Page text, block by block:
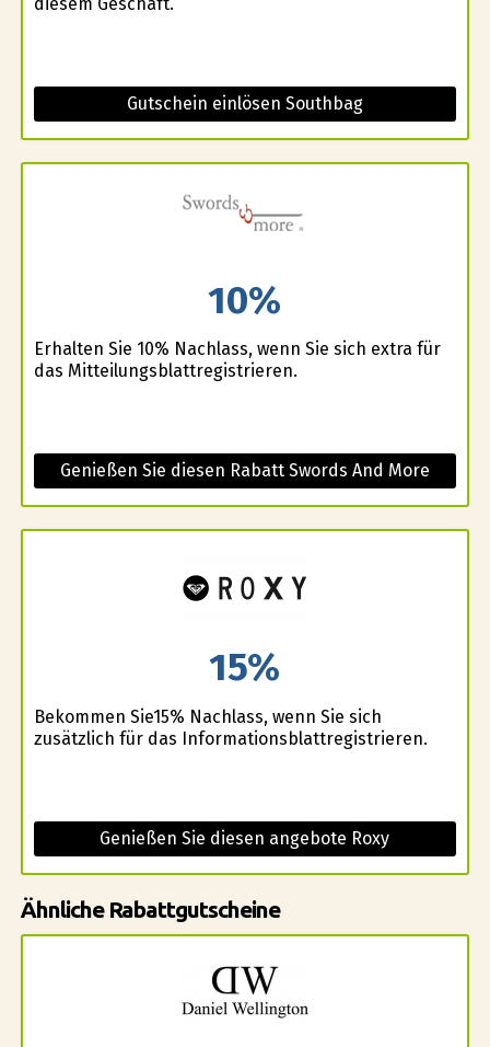
Gutschein einlösen Southbag
10%
Erhalten Sie 10% Nachlass, wenn Sie sich extra für
das Mitteilungsblattregistrieren.
Genießen Sie diesen Rabatt Swords And More
15%
Bekommen Sie15% Nachlass, wenn Sie sich
zusätzlich für das Informationsblattregistrieren.
Genießen Sie diesen angebote Roxy
Ähnliche Rabattgutscheine